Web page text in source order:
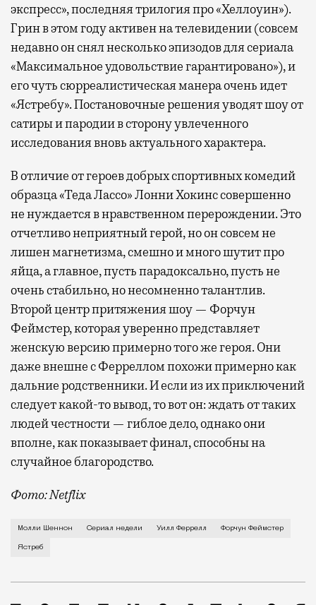
экспресс», последняя трилогия про «Хеллоуин»).
Грин в этом году активен на телевидении (совсем
недавно он снял несколько эпизодов для сериала
«Максимальное удовольствие гарантировано»), и
его чуть сюрреалистическая манера очень идет
«Ястребу». Постановочные решения уводят шоу от
сатиры и пародии в сторону увлеченного
исследования вновь актуального характера.
В отличие от героев добрых спортивных комедий
образца «Теда Лассо» Лонни Хокинс совершенно
не нуждается в нравственном перерождении. Это
отчетливо неприятный герой, но он совсем не
лишен магнетизма, смешно и много шутит про
яйца, а главное, пусть парадоксально, пусть не
очень стабильно, но несомненно талантлив.
Второй центр притяжения шоу — Форчун
Феймстер, которая уверенно представляет
женскую версию примерно того же героя. Они
даже внешне с Ферреллом похожи примерно как
дальние родственники. И если из их приключений
следует какой-то вывод, то вот он: ждать от таких
людей честности — гиблое дело, однако они
вполне, как показывает финал, способны на
случайное благородство.
Фото: Netflix
Когда-то Лонни Хокинс (Уилл Феррелл) был
Молли Шеннон Сериал недели Уилл Феррелл Форчун Феймстер
Ястреб